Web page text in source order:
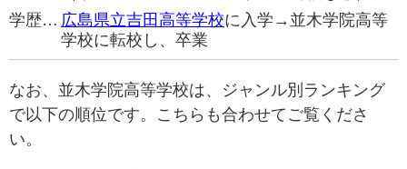
学歴… 広島県立吉田高等学校に入学→並木学院高等
学校に転校し、卒業
なお、並木学院高等学校は、ジャンル別ランキング
で以下の順位です。こちらも合わせてご覧くださ
い。